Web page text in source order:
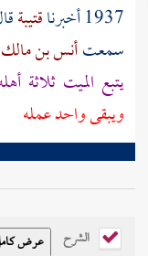
1937 أخبرنا قتيبة
سمعتأنس بن مالك
يتبع الميت ثلاثة
ويبقى واحد عمله
الشرح